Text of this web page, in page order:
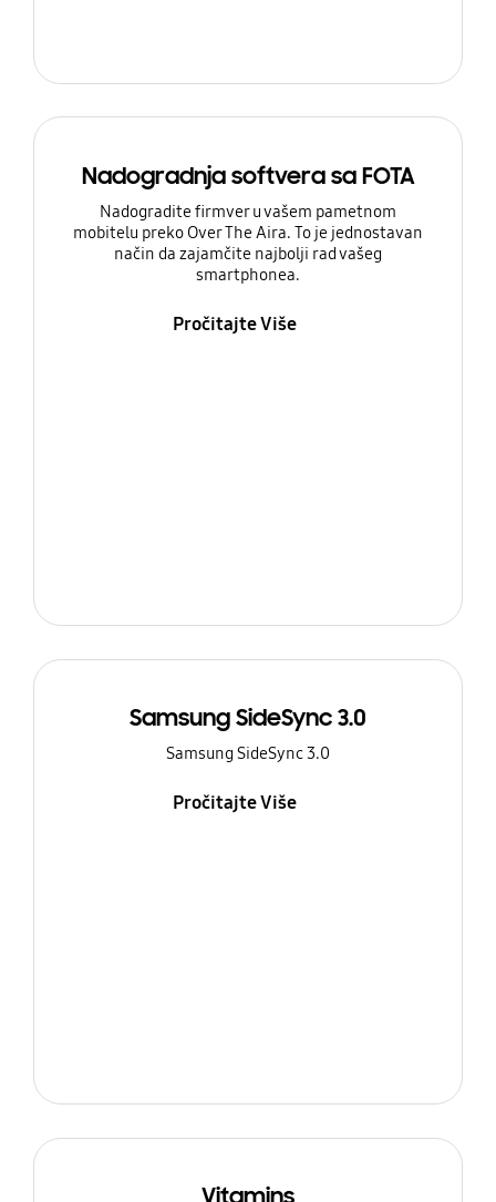
Nadogradnja softvera sa FOTA
Nadogradite firmver u vašem pametnom
mobitelu preko Over The Aira. To je jednostavan
način da zajamčite najbolji rad vašeg
smartphonea.
Pročitajte Više
Samsung SideSync 3.0
Samsung SideSync 3.0
Pročitajte Više